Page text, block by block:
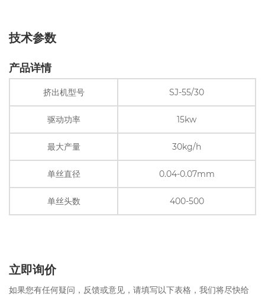
技术参数
产品详情
挤出机型号 SJ-55/30
驱动功率 15kw
最大产量 30kg/h
单丝直径 0.04-0.07mm
单丝头数 400-500
立即询价
如果您有任何疑问，反馈或意见，请填写以下表格，我们将尽快给